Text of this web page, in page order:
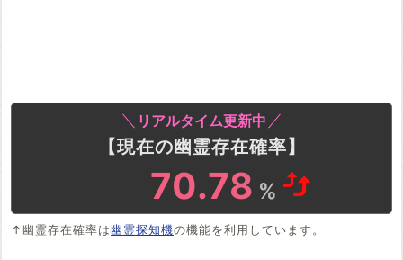
リアルタイム更新中
【現在の幽霊存在確率】
70.69 %
↑幽霊存在確率は幽霊探知機の機能を利用しています。